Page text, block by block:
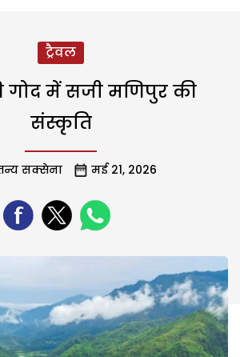
ट्रैवल
गोद में सजी मणिपुर की
संस्कृति
सक्सेना मई 21, 2026